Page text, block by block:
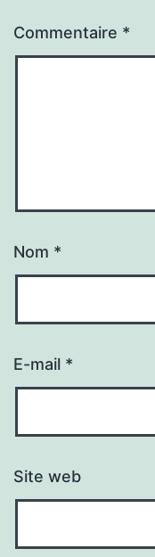
Commentaire *
Nom *
E-mail *
Site web